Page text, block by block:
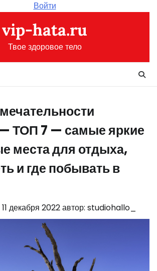
Войти
vip-hata.ru
Твое здоровое тело
ТОП 7 — самые яркие
места для отдыха,
и где побывать в
11 декабря 2022автор: studiohallo_